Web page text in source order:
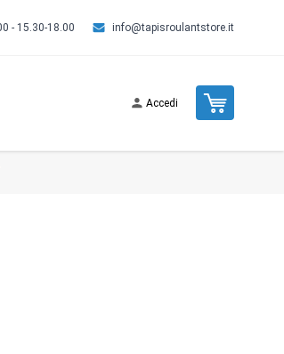
- 15.30-18.00 info@tapisroulantstore.it
Accedi Cart